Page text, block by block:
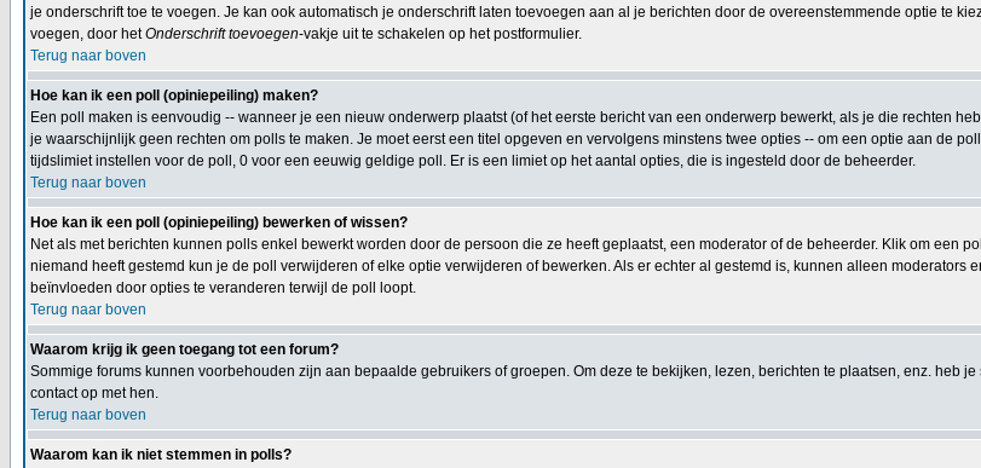
je onderschrift toe te voegen. Je kan ook automatisch je onderschrift laten toevoegen aan al je berichten door de overeenstemmende optie te
voegen, door hetOnderschrift toevoegen-vakje uit te schakelen op het postformulier.
Terug naar boven
Hoe kan ik een poll (opiniepeiling) maken?
Een poll maken is eenvoudig -- wanneer je een nieuw onderwerp plaatst (of het eerste bericht van een onderwerp bewerkt, als je die rechten
je waarschijnlijk geen rechten om polls te maken. Je moet eerst een titel opgeven en vervolgens minstens twee opties -- om een optie aan de
tijdslimiet instellen voor de poll, 0 voor een eeuwig geldige poll. Er is een limiet op het aantal opties, die is ingesteld door de beheerder.
Terug naar boven
Hoe kan ik een poll (opiniepeiling) bewerken of wissen?
Net als met berichten kunnen polls enkel bewerkt worden door de persoon die ze heeft geplaatst, een moderator of de beheerder. Klik om een
niemand heeft gestemd kun je de poll verwijderen of elke optie verwijderen of bewerken. Als er echter al gestemd is, kunnen alleen
beïnvloeden door opties te veranderen terwijl de poll loopt.
Terug naar boven
Waarom krijg ik geen toegang tot een forum?
Sommige forums kunnen voorbehouden zijn aan bepaalde gebruikers of groepen. Om deze te bekijken, lezen, berichten te plaatsen, enz. heb
contact op met hen.
Terug naar boven
Waarom kan ik niet stemmen in polls?